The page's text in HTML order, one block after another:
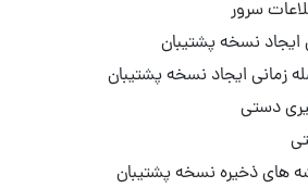
سرور
ایجاد نسخه پشتیبان
زمانی ایجاد نسخه پشتیبان
دستی
های ذخیره نسخه پشتیبان